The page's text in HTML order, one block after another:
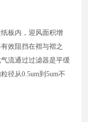
板内，迎风面积增
效阻挡在褶与褶之
流通过过滤器是平缓
径从0.5um到5um不